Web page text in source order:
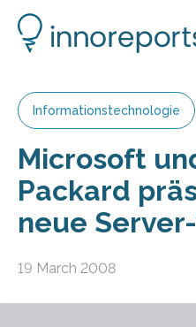
Informationstechnologie
Microsoft
Packard
neue
19 March 2008